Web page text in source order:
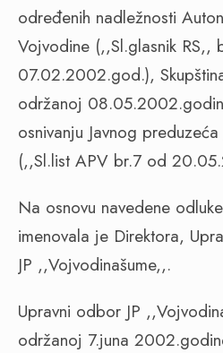
određenih nadležnosti
Vojvodine (,,Sl.glasnik
07.02.2002.god.),
održanoj
osnivanju Javnog
(,,Sl.list APV br.7 od
Na osnovu navedene
imenovala je Direktora,
JP ,,Vojvodinašume,,.
Upravni odbor JP
održanoj 7.juna